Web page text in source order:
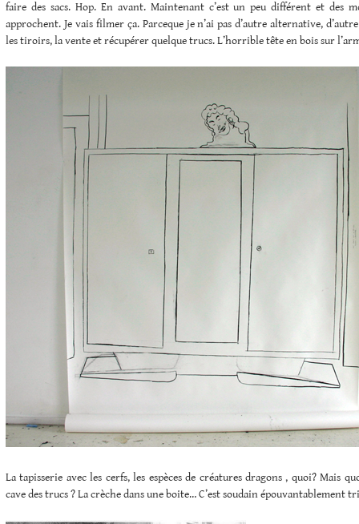
faire des sacs. Hop. En avant. Maintenant c’est un peu différent et des
approchent. Je vais filmer ça. Parceque je n’ai pas d’autre alternative,
les tiroirs, la vente et récupérer quelque trucs. L’horrible tête en bois sur
La tapisserie avec les cerfs, les espèces de créatures dragons , quoi? Mais
cave des trucs ? La crèche dans une boite… C’est soudain épouvantablement